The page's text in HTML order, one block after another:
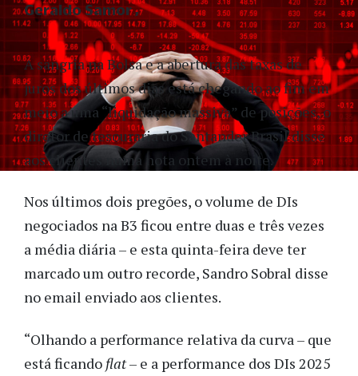
A sangria na Bolsa e a abertura das taxas de
juros dos últimos dias está chegando ao fim em
meio a uma “liquidação massiva” de posições, o
diretor de tesouraria do Santander Brasil disse
aos clientes numa nota ontem à noite.
Nos últimos dois pregões, o volume de DIs
negociados na B3 ficou entre duas e três vezes
a média diária – e esta quinta-feira deve ter
marcado um outro recorde, Sandro Sobral disse
no email enviado aos clientes.
“Olhando a performance relativa da curva – que
está ficando flat– e a performance dos DIs 2025
Geraldo Samor